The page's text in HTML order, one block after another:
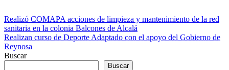
Navegación
de
entradas
Realizó COMAPA acciones de limpieza y mantenimiento de la red
sanitaria en la colonia Balcones de Alcalá
Realizan curso de Deporte Adaptado con el apoyo del Gobierno de
Reynosa
Buscar
Buscar